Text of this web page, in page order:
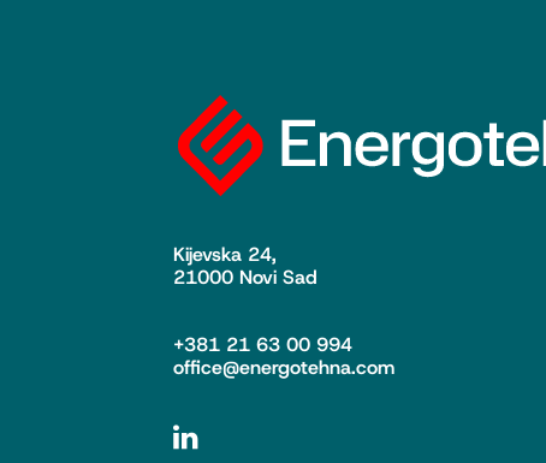
Kijevska 24,
21000 Novi Sad
+381 21 63 00 994
office@energotehna.com